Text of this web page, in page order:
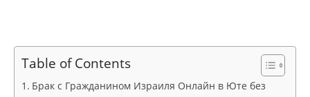
Table of Contents
Брак с Гражданином Израиля Онлайн в Юте без